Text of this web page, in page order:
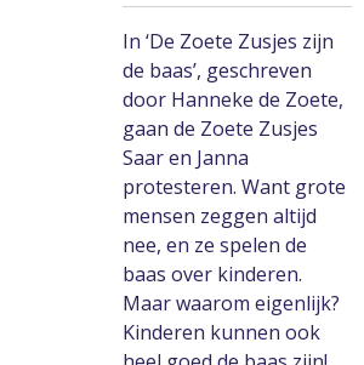
In ‘De Zoete Zusjes zijn
de baas’, geschreven
door Hanneke de Zoete,
gaan de Zoete Zusjes
Saar en Janna
protesteren. Want grote
mensen zeggen altijd
nee, en ze spelen de
baas over kinderen.
Maar waarom eigenlijk?
Kinderen kunnen ook